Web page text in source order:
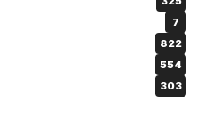
7
822
554
303